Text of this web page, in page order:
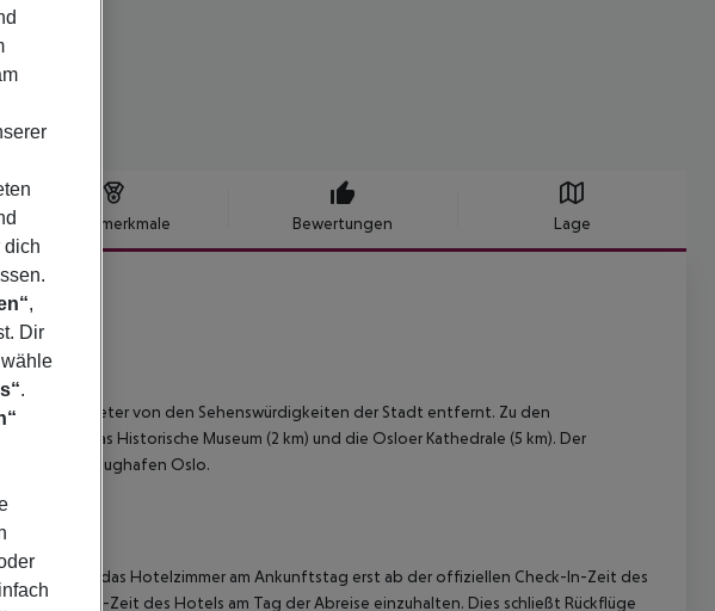
Hotelmerkmale Bewertungen Lage
Kilometer von den Sehenswürdigkeiten der Stadt entfernt. Zu den
(2 km), das Historische Museum (2 km) und die Osloer Kathedrale (5 km). Der
entfernte Flughafen Oslo.
steht das Hotelzimmer am Ankunftstag erst ab der offiziellen Check-In-Zeit des
Check-Out-Zeit des Hotels am Tag der Abreise einzuhalten. Dies schließt Rückflüge
dich
,
Dir
.